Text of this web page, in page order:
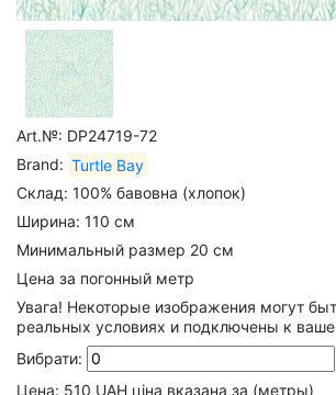
Art.№: DP24719-72
Brand: Turtle Bay
Склад: 100% бавовна (хлопок)
Ширина: 110 см
Минимальный размер 20 см
Цена за погонный метр
Увага! Некоторые изображения могут
реальных условиях и подключены к
Вибрати:
Цена: 510 UAH ціна вказана за (метры)